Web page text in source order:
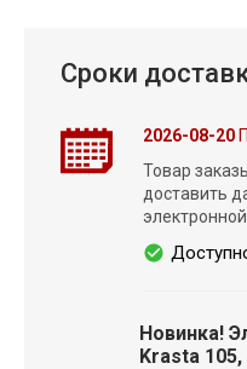
Сроки
2026-08-20
Товар
доставить
электронной
Новинка!
Krasta 105,